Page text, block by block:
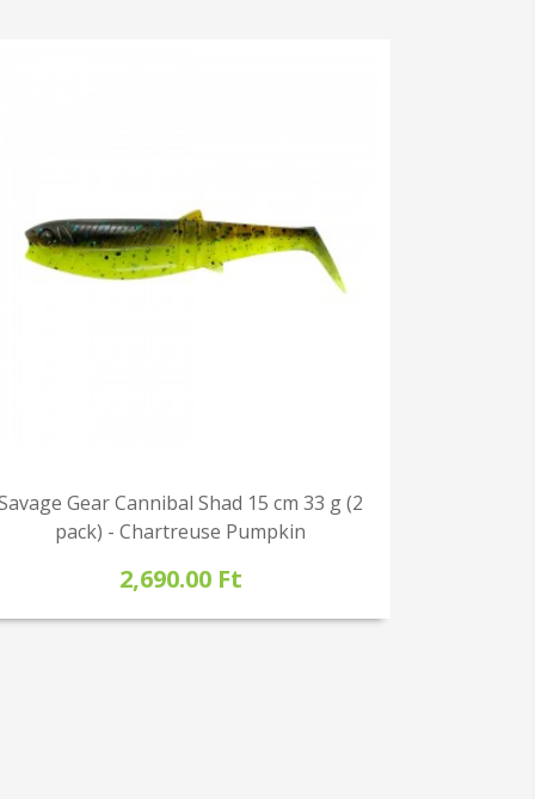
Gear Cannibal Shad 15 cm 33 g (2
pack) - Chartreuse Pumpkin
2,690.00 Ft